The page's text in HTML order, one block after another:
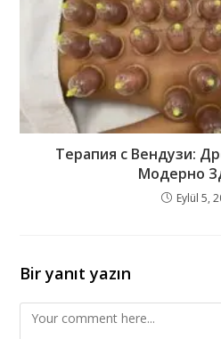
Терапия с Вендузи:
Модерно
Eylül 5,
Bir yanıt yazın